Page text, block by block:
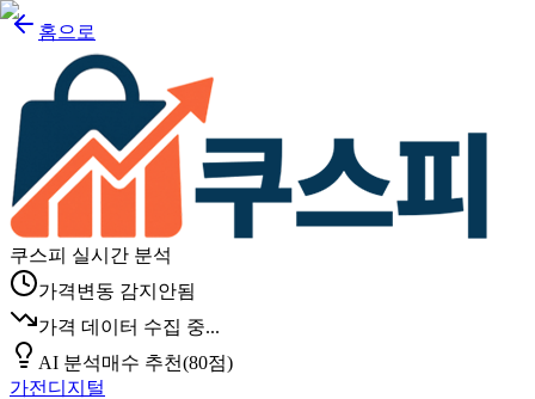
홈으로
쿠스피 실시간 분석
가격변동 감지안됨
가격 데이터 수집 중...
AI 분석매수 추천(80점)
가전디지털